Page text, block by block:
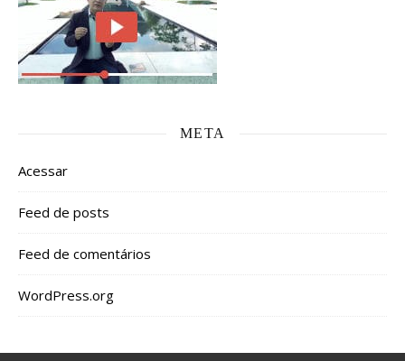
META
Acessar
Feed de posts
Feed de comentários
WordPress.org